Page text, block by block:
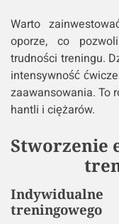
Warto
oporze, co
trudności treningu.
intensywność
zaawansowania. To
hantli i ciężarów.
Stworzenie
treningowego